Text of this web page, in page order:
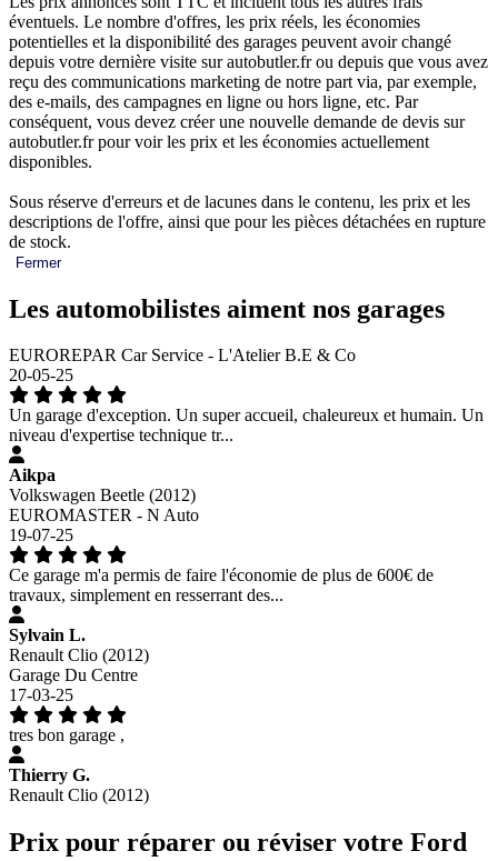
éventuels. Le nombre d'offres, les prix réels, les économies
potentielles et la disponibilité des garages peuvent avoir changé
depuis votre dernière visite sur autobutler.fr ou depuis que vous avez
reçu des communications marketing de notre part via, par exemple,
des e-mails, des campagnes en ligne ou hors ligne, etc. Par
conséquent, vous devez créer une nouvelle demande de devis sur
autobutler.fr pour voir les prix et les économies actuellement
disponibles.
Sous réserve d'erreurs et de lacunes dans le contenu, les prix et les
descriptions de l'offre, ainsi que pour les pièces détachées en rupture
de stock.
Fermer
Les automobilistes aiment nos garages
EUROREPAR Car Service - L'Atelier B.E & Co
20-05-25
Un garage d'exception. Un super accueil, chaleureux et humain. Un
niveau d'expertise technique tr...
Aikpa
Volkswagen Beetle (2012)
EUROMASTER - N Auto
19-07-25
Ce garage m'a permis de faire l'économie de plus de 600€ de
travaux, simplement en resserrant des...
Sylvain L.
Renault Clio (2012)
Garage Du Centre
17-03-25
tres bon garage ,
Thierry G.
Renault Clio (2012)
Prix pour réparer ou réviser votre Ford